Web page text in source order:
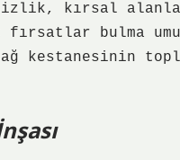
kırsal
bulma
kestanesinin